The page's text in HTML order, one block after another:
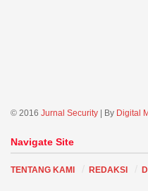
© 2016 Jurnal Security | By Digital
Navigate Site
TENTANG KAMI REDAKSI